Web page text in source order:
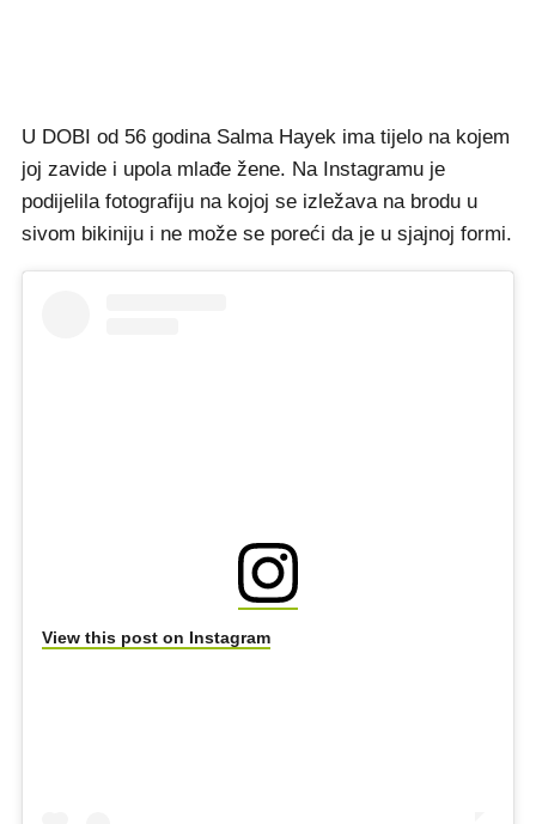
U DOBI od 56 godina Salma Hayek ima tijelo na kojem
joj zavide i upola mlađe žene. Na Instagramu je
podijelila fotografiju na kojoj se izležava na brodu u
sivom bikiniju i ne može se poreći da je u sjajnoj formi.
View this post on Instagram